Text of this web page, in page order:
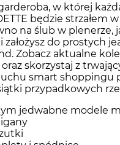
w której
będzie
na ślub w plenerze,
do prostych
Zobacz aktualne
skorzystaj z
smart shoppingu
przypadkowych
jedwabne modele